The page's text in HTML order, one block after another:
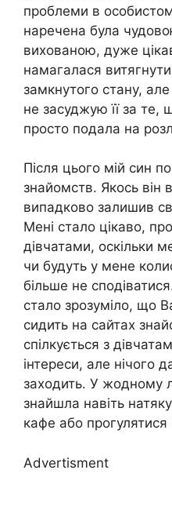
проблеми в
наречена була
вихованою, дуже
намагалася
замкнутого стану,
не засуджую її за те,
просто подала на
Після цього мій син
знайомств. Якось він
випадково залишив
Мені стало цікаво,
дівчатами, оскільки
чи будуть у мене
більше не
стало зрозуміло, що
сидить на сайтах
спілкується з
інтереси, але нічого
заходить. У жодному
знайшла навіть
кафе або
Advertisment